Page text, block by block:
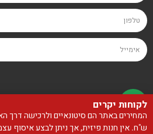
האתר עוצב ונבנה על ידי
לקוחות יקרים
ש"ח. אין חנות פיזית, אך ניתן לבצע איסוף